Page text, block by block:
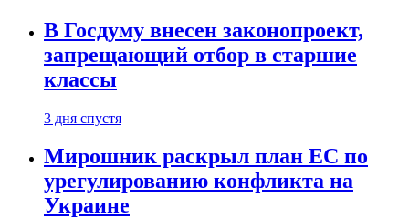
В Госдуму внесен законопроект,
запрещающий отбор в старшие
классы
3 дня спустя
Мирошник раскрыл план ЕС по
урегулированию конфликта на
Украине